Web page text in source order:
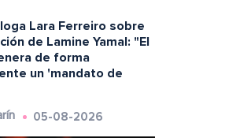
Lara Ferreiro sobre
de Lamine Yamal: "El
de forma
un 'mandato de
05-08-2026